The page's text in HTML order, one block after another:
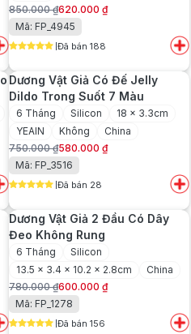
850.000₫
Giá
gốc
là:
850.000 ₫.
620.000 ₫
Giá
hiện
tại
là:
620.000 ₫.
Mã: FP_4945
Đã bán 188
Dương Vật Giả Có Đế Jelly
Dildo Trong Suốt 7 Màu
6 Tháng Silicon
18 x 3.3cm
YEAIN
Không
China
750.000₫
Giá
gốc
là:
750.000 ₫.
580.000 ₫
Giá
hiện
tại
là:
580.000 ₫.
Mã: FP_3516
Đã bán 28
Dương Vật Giả 2 Đầu Có Dây
Đeo Không Rung
6 Tháng
Silicon
13.5 x 3.4 x 10.2 x 2.8cm
China
780.000₫
Giá
gốc
là:
600.000 ₫
Giá
hiện
tại
Mã: FP_1278
Đã bán 156